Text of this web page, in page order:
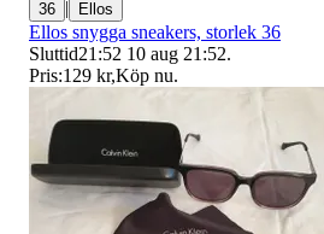
36 | Ellos
Ellos snygga sneakers, storlek 36
Sluttid21:52 10 aug 21:52.
Pris:129 kr,Köp nu.